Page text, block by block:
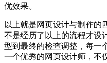
优效果。
以上就是网页设计与制作的
不是经历了以上的流程才设
型到最终的检查调整，每一
一个优秀的网页设计师，不